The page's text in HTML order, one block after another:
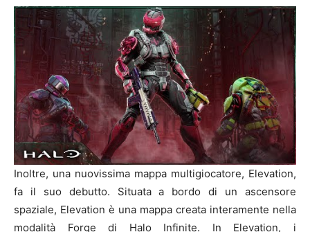
Inoltre, una nuovissima mappa multigiocatore, Elevation,
fa il suo debutto. Situata a bordo di un ascensore
spaziale, Elevation è una mappa creata interamente nella
modalità Forge di Halo Infinite. In Elevation, i